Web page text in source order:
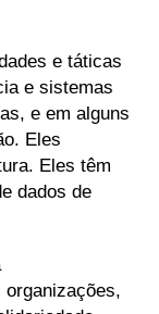
e táticas
e sistemas
e em alguns
Eles
Eles têm
dados de